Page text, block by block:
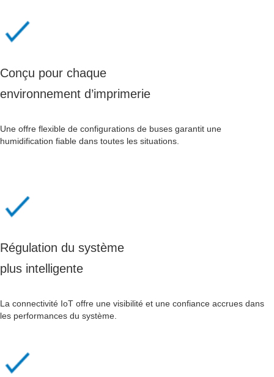
Conçu pour chaque
environnement d’imprimerie
Une offre flexible de configurations de buses garantit une
humidification fiable dans toutes les situations.
Régulation du système
plus intelligente
La connectivité IoT offre une visibilité et une confiance accrues dans
les performances du système.